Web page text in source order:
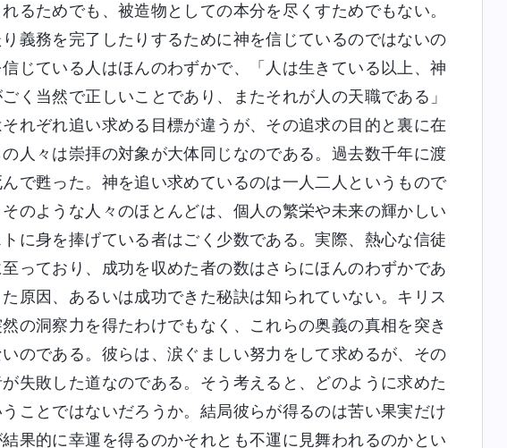
るためでも、被造物としての本分を尽くすためでもない。
義務を完了したりするために神を信じているのではないの
じている人はほんのわずかで、「人は生きている以上、神
く当然で正しいことであり、またそれが人の天職である」
れぞれ追い求める目標が違うが、その追求の目的と裏に在
人々は崇拝の対象が大体同じなのである。過去数千年に渡
で甦った。神を追い求めているのは一人二人というもので
のような人々のほとんどは、個人の繁栄や未来の輝かしい
に身を捧げている者はごく少数である。実際、熱心な信徒
っており、成功を収めた者の数はさらにほんのわずかであ
原因、あるいは成功できた秘訣は知られていない。キリス
の洞察力を得たわけでもなく、これらの奥義の真相を突き
のである。彼らは、涙ぐましい努力をして求めるが、その
失敗した道なのである。そう考えると、どのように求めた
ことではないだろうか。結局彼らが得るのは苦い果実だけ
果的に幸運を得るのかそれとも不運に見舞われるのかとい